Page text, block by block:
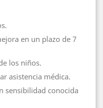
en un plazo de 7
los niños.
asistencia médica.
sensibilidad conocida